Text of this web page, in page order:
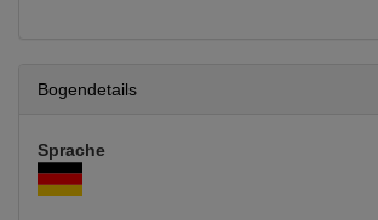
Bogendetails
Sprache